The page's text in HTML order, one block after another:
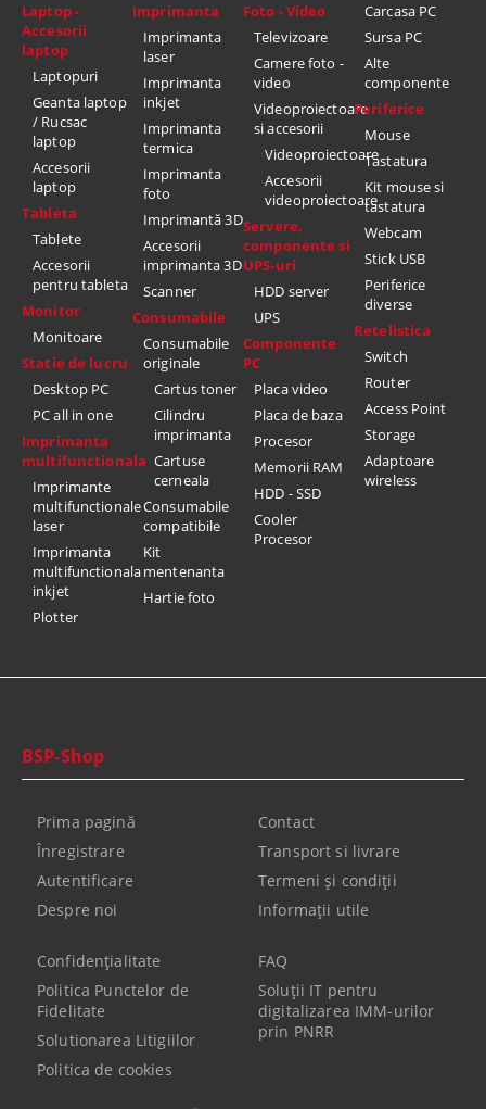
Laptop -
Accesorii
laptop
Laptopuri
Geanta laptop
/ Rucsac
laptop
Accesorii
laptop
Tableta
Tablete
Accesorii
pentru tableta
Monitor
Monitoare
Statie de lucru
Desktop PC
PC all in one
Imprimanta
multifunctionala
Imprimante
multifunctionale
laser
Imprimanta
multifunctionala
inkjet
Plotter
Imprimanta
Imprimanta
laser
Imprimanta
inkjet
Imprimanta
termica
Imprimanta
foto
Imprimantă 3D
Accesorii
imprimanta 3D
Scanner
Consumabile
Consumabile
originale
Cartus toner
Cilindru
imprimanta
Cartuse
cerneala
Consumabile
compatibile
Kit
mentenanta
Hartie foto
Foto - Video
Televizoare
Camere foto -
video
Videoproiectoare
si accesorii
Videoproiectoare
Accesorii
videoproiectoare
Servere,
componente si
UPS-uri
HDD server
UPS
Componente
PC
Placa video
Placa de baza
Procesor
Memorii RAM
HDD - SSD
Cooler
Procesor
Carcasa PC
Sursa PC
Alte
componente
Periferice
Mouse
Tastatura
Kit mouse si
tastatura
Webcam
Stick USB
Periferice
diverse
Retelistica
Switch
Router
Access Point
Storage
Adaptoare
wireless
BSP-Shop
Prima pagină
Înregistrare
Autentificare
Despre noi
Contact
Transport si livrare
Termeni şi condiţii
Informaţii utile
Confidenţialitate
Politica Punctelor de
Fidelitate
Solutionarea Litigiilor
Politica de cookies
FAQ
Soluții IT pentru
digitalizarea IMM-urilor
prin PNRR